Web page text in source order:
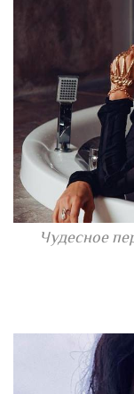
Чудесное